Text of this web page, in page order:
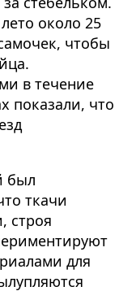
около 25
чтобы
в течение
показали, что
был
ткачи
строя
для